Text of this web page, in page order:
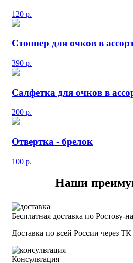
120 р.
Стоппер для очков в
390 р.
Салфетка для очков в
200 р.
Отвертка - брелок
100 р.
Наши
Бесплатная доставка по Ростову-
Доставка по всей России через ТК
Консультация